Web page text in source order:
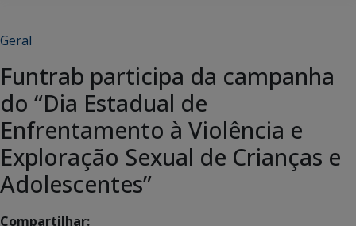
Geral
Funtrab participa da campanha
do “Dia Estadual de
Enfrentamento à Violência e
Exploração Sexual de Crianças e
Adolescentes”
Compartilhar: